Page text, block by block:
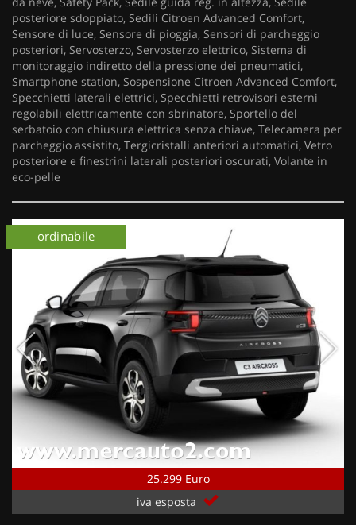
posteriore sdoppiato, Sedili Citroen Advanced Comfort,
Sensore di luce, Sensore di pioggia, Sensori di parcheggio
posteriori, Servosterzo, Servosterzo elettrico, Sistema di
monitoraggio indiretto della pressione dei pneumatici,
Smartphone station, Sospensione Citroen Advanced Comfort,
Specchietti laterali elettrici, Specchietti retrovisori esterni
regolabili elettricamente con sbrinatore, Sportello del
serbatoio con chiusura elettrica senza chiave, Telecamera per
parcheggio assistito, Tergicristalli anteriori automatici, Vetro
posteriore e finestrini laterali posteriori oscurati, Volante in
eco-pelle
25.299 Euro
iva esposta
km 0 ordinabile